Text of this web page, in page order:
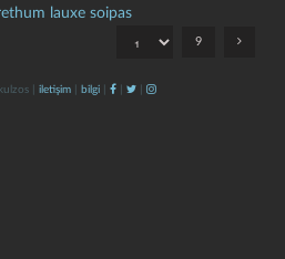
lauxe soipas
9
| iletişim| bilgi| | |